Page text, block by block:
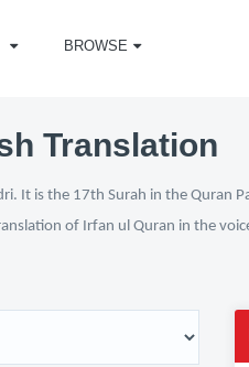
BROWSE
Translation
It is the 17th Surah in the Quran
of Irfan ul Quran in the